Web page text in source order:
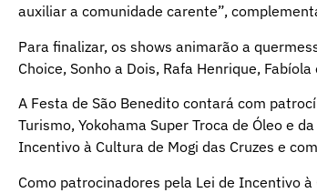
auxiliar a comunidade carente”,
Para finalizar, os shows animarão a
Choice, Sonho a Dois, Rafa Henrique,
A Festa de São Benedito contará com
Turismo, Yokohama Super Troca de Óleo e
Incentivo à Cultura de Mogi das Cruzes e
Como patrocinadores pela Lei de Incentivo